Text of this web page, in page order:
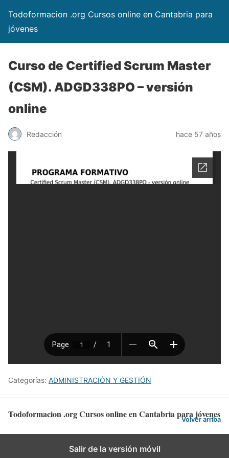
Todoformacion .org Cursos online en Cantabria para
jóvenes
Curso de Certified Scrum Master
(CSM). ADGD338PO – versión
online
Redacción hace 57 años
Categorías: ADMINISTRACIÓN Y GESTIÓN
Todoformacion .org Cursos online en Cantabria para jóvenes
Volver arriba
Salir de la versión móvil